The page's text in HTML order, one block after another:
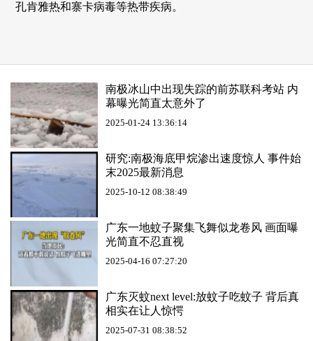
孔肯雅热和寨卡病毒等热带疾病。
南极冰山中出现失踪的前苏联科考站 内
幕曝光简直太意外了
2025-01-24 13:36:14
研究:南极海底甲烷渗出速度惊人 事件始
末2025最新消息
2025-10-12 08:38:49
广东一地蚊子聚集飞舞似龙卷风 画面曝
光简直不忍直视
2025-04-16 07:27:20
广东灭蚊next level:放蚊子吃蚊子 背后真
相实在让人惊愕
2025-07-31 08:38:52